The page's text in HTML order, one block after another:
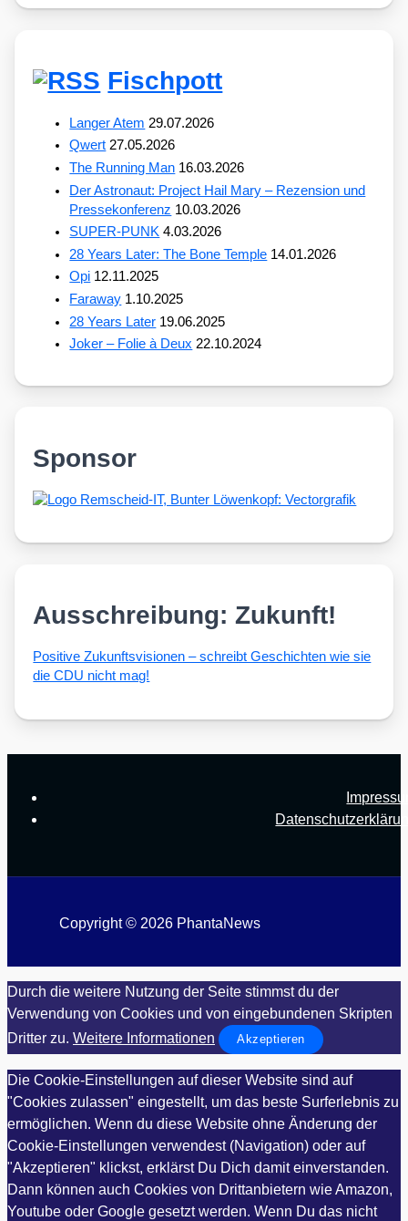
Fischpott
Langer Atem 29.07.2026
Qwert 27.05.2026
The Running Man 16.03.2026
Der Astronaut: Project Hail Mary – Rezension und
Pressekonferenz 10.03.2026
SUPER-PUNK 4.03.2026
28 Years Later: The Bone Temple 14.01.2026
Opi 12.11.2025
Faraway 1.10.2025
28 Years Later 19.06.2025
Joker – Folie à Deux 22.10.2024
Sponsor
Ausschreibung: Zukunft!
Posi­ti­ve Zukunfts­vi­sio­nen – schreibt Geschich­ten wie sie
die CDU nicht mag!
Copyright © 2026 PhantaNews
Durch die weitere Nutzung der Seite stimmst du der
Verwendung von Cookies und von eingebundenen Skripten
Dritter zu. Weitere Informationen Akzeptieren
Die Cookie-Einstellungen auf dieser Website sind auf
"Cookies zulassen" eingestellt, um das beste Surferlebnis zu
ermöglichen. Wenn du diese Website ohne Änderung der
Cookie-Einstellungen verwendest (Navigation) oder auf
"Akzeptieren" klickst, erklärst Du Dich damit einverstanden.
Dann können auch Cookies von Drittanbietern wie Amazon,
Youtube oder Google gesetzt werden. Wenn Du das nicht